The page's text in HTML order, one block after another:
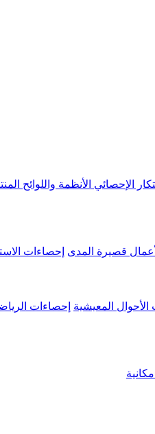
الإحصائي الأنظمة واللوائح
قصيرة المدى إحصاءات
الأحوال المعيشية إحصاءات